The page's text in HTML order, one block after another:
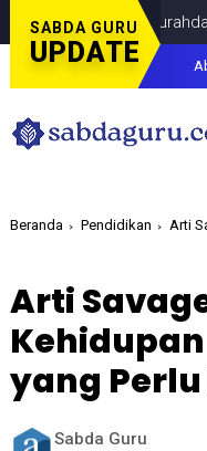
SABDA GURU
UPDATE
di Curahdami
Beranda Pendidikan Arti
Arti
yang
Sabda Guru